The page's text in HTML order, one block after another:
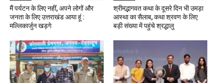
मैं पर्यटन के लिए नहीं, अपने लोगों और
जनता के लिए उत्तराखंड आया हूं :
मल्लिकार्जुन खड़गे
श्रीमद्भागवत कथा के दूसरे दिन भी उमड़ा
आस्था का सैलाब, कथा श्रवण के लिए
बड़ी संख्या में पहुंचे श्रद्धालु